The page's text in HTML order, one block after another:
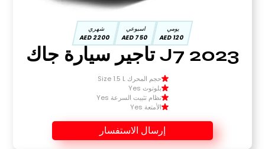
يومي
120 AED
اسبوعي
750 AED
شهري
2200 AED
2023 J7 تأجير سيارة جاك
حجم المحرك Size 1.5 L
بلوتوث Yes
نظام تثبيت السرعة Yes
الأمتعة Yes
إرسال الاستفسار